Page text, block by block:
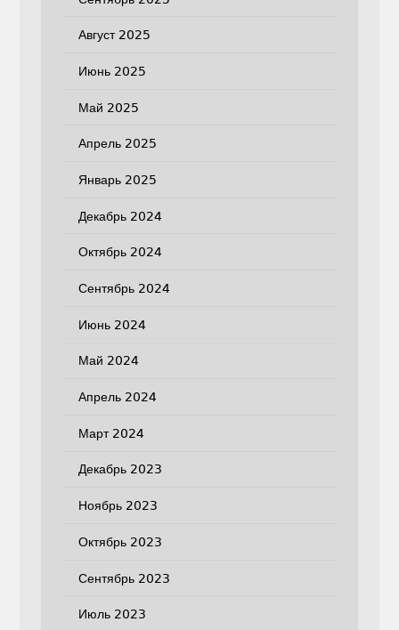
Август 2025
Июнь 2025
Май 2025
Апрель 2025
Январь 2025
Декабрь 2024
Октябрь 2024
Сентябрь 2024
Июнь 2024
Май 2024
Апрель 2024
Март 2024
Декабрь 2023
Ноябрь 2023
Октябрь 2023
Сентябрь 2023
Июль 2023